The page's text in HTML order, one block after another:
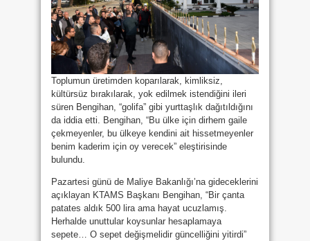
Toplumun üretimden koparılarak, kimliksiz,
kültürsüz bırakılarak, yok edilmek istendiğini ileri
süren Bengihan, “golifa” gibi yurttaşlık dağıtıldığını
da iddia etti. Bengihan, “Bu ülke için dirhem gaile
çekmeyenler, bu ülkeye kendini ait hissetmeyenler
benim kaderim için oy verecek” eleştirisinde
bulundu.
Pazartesi günü de Maliye Bakanlığı’na gideceklerini
açıklayan KTAMS Başkanı Bengihan, “Bir çanta
patates aldık 500 lira ama hayat ucuzlamış.
Herhalde unuttular koysunlar hesaplamaya
sepete… O sepet değişmelidir güncelliğini yitirdi”